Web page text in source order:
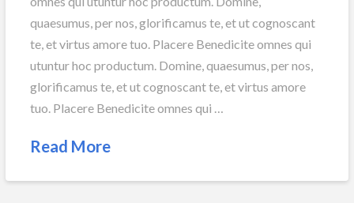
quaesumus, per nos, glorificamus te, et ut cognoscant
te, et virtus amore tuo. Placere Benedicite omnes qui
utuntur hoc productum. Domine, quaesumus, per nos,
glorificamus te, et ut cognoscant te, et virtus amore
tuo. Placere Benedicite omnes qui …
Read More